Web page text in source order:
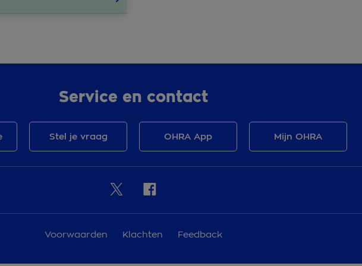
Service en contact
Stel je vraag OHRA App Mijn OHRA
Voorwaarden Klachten Feedback